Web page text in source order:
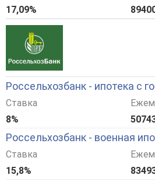
17,09%
Россельхозбанк - ипотека с
Ставка
8%
Россельхозбанк - военная
Ставка
15,8%